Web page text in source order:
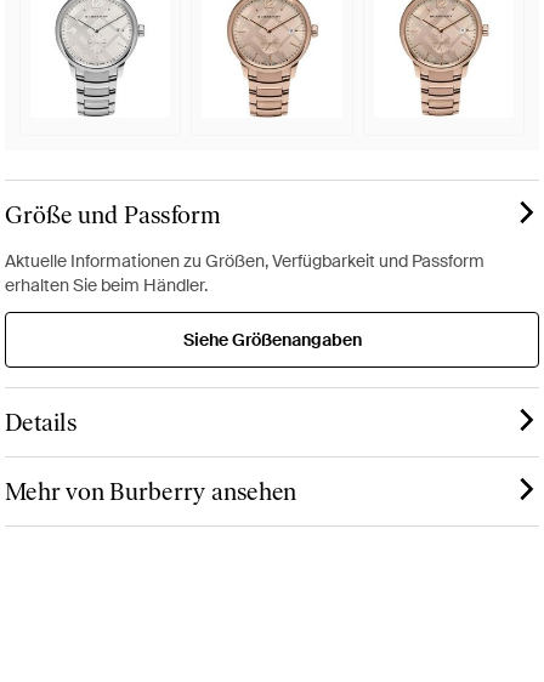
Größe und Passform
Aktuelle Informationen zu Größen, Verfügbarkeit und Passform
erhalten Sie beim Händler.
Siehe Größenangaben
Details
Mehr von Burberry ansehen